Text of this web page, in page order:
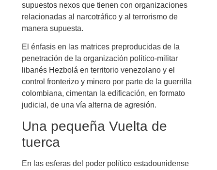
supuestos nexos que tienen con organizaciones
relacionadas al narcotráfico y al terrorismo de
manera supuesta.
El énfasis en las matrices preproducidas de la
penetración de la organización político-militar
libanés Hezbolá en territorio venezolano y el
control fronterizo y minero por parte de la guerrilla
colombiana, cimentan la edificación, en formato
judicial, de una vía alterna de agresión.
Una pequeña Vuelta de
tuerca
En las esferas del poder político estadounidense